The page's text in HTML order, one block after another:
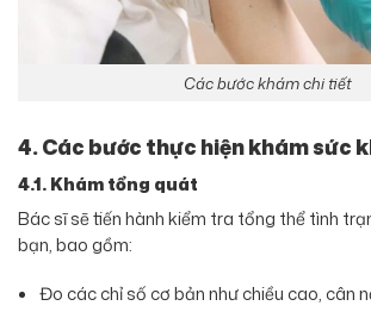
Các bước khám chi tiết
4. Các bước thực hiện khám sức
4.1. Khám tổng quát
Bác sĩ sẽ tiến hành kiểm tra tổng thể tình
bạn, bao gồm:
Đo các chỉ số cơ bản như chiều cao, cân